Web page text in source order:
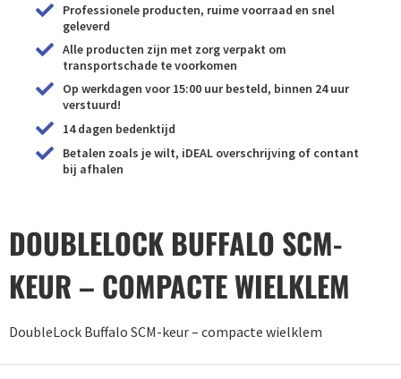
Professionele producten, ruime voorraad en snel
geleverd
Alle producten zijn met zorg verpakt om
transportschade te voorkomen
Op werkdagen voor 15:00 uur besteld, binnen 24 uur
verstuurd!
14 dagen bedenktijd
Betalen zoals je wilt, iDEAL overschrijving of contant
bij afhalen
DOUBLELOCK BUFFALO SCM-
KEUR – COMPACTE WIELKLEM
DoubleLock Buffalo SCM-keur – compacte wielklem